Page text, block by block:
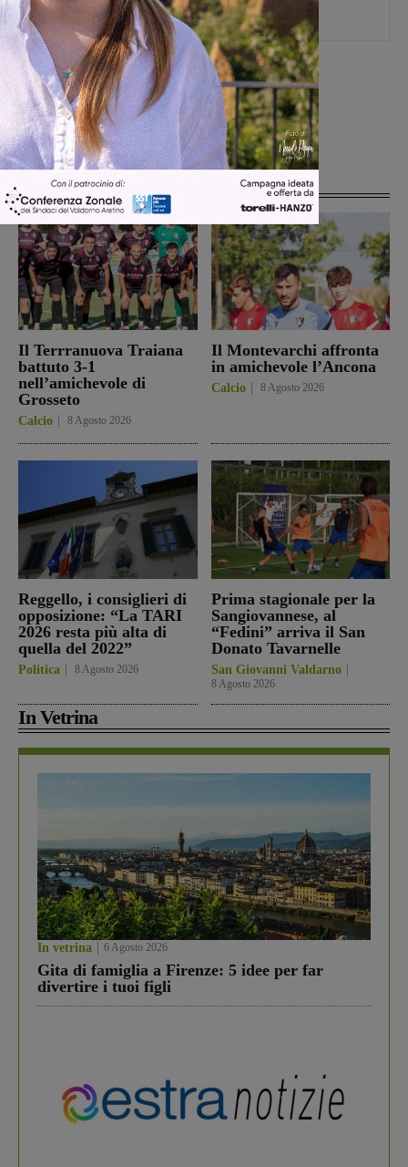
Articoli correlati
Il Terrranuova Traiana
battuto 3-1
nell’amichevole di
Grosseto
Calcio 8 Agosto 2026
Il Montevarchi affronta
in amichevole l’Ancona
Calcio 8 Agosto 2026
Reggello, i consiglieri di
opposizione: “La TARI
2026 resta più alta di
quella del 2022”
Politica 8 Agosto 2026
Prima stagionale per la
Sangiovannese, al
“Fedini” arriva il San
Donato Tavarnelle
San Giovanni Valdarno
8 Agosto 2026
In Vetrina
In vetrina 6 Agosto 2026
Gita di famiglia a Firenze: 5 idee per far
divertire i tuoi figli
[rp4wp limit=4]